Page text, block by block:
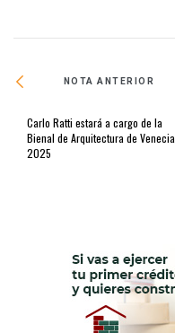
NOTA ANTERIOR
Carlo Ratti estará a cargo de la
Bienal de Arquitectura de Venecia
2025